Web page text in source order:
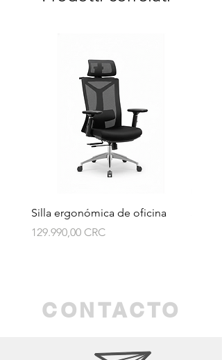
Silla ergonómica de oficina
Prezzo
129.990,00 CRC
CONTACTO